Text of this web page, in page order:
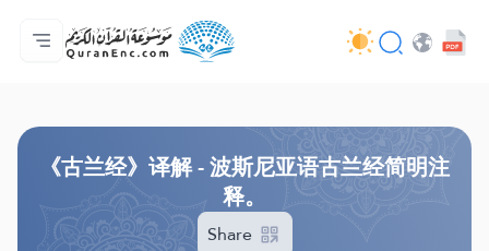
主页
译解目录
Audio
开发者服务 - API
关于此项目
联系我们
语言
《古兰经》译解 - 波斯尼亚语古兰经简明注
释。
Share